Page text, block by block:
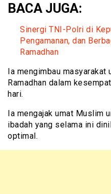
BACA JUGA:
Sinergi TNI-Polri di
Pengamanan, dan
Ramadhan
Ia mengimbau
Ramadhan dalam
hari.
Ia mengajak umat Muslim
ibadah yang selama ini
optimal.